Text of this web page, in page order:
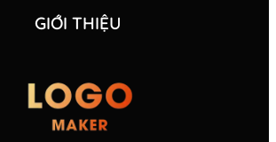
GIỚI THIỆU